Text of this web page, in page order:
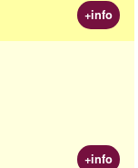
+info
+info